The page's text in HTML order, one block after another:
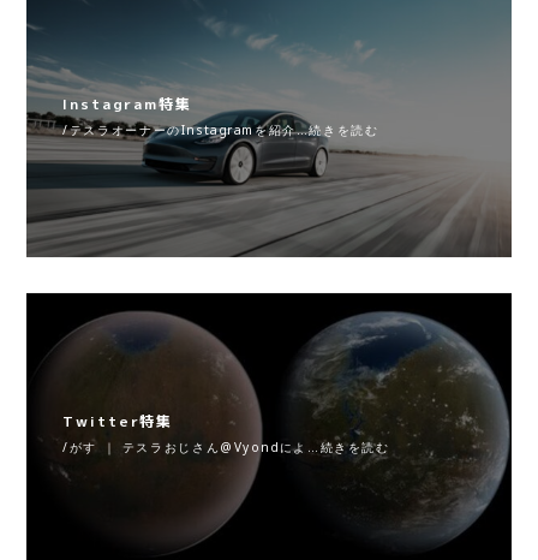
Instagram特集
/テスラオーナーのInstagramを紹介…続きを読む
Twitter特集
/がす ｜ テスラおじさん@Vyondによ…続きを読む